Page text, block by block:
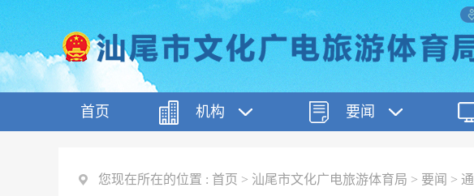
首页 机构 要闻
您现在所在的位置 : 首页 > 汕尾市文化广电旅游体育局 > 要闻 >